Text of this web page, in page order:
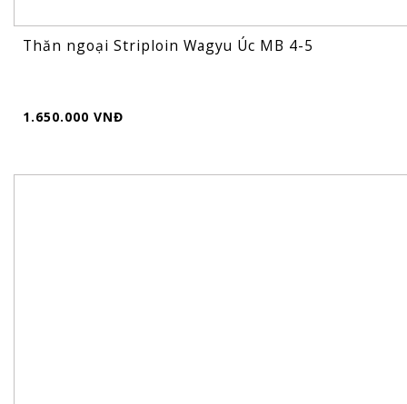
Thăn ngoại Striploin Wagyu Úc MB 4-5
1.650.000 VNĐ